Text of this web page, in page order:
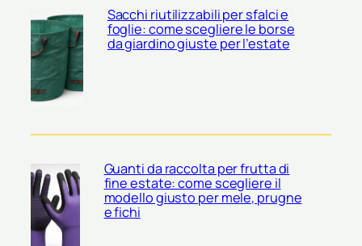
Sacchi riutilizzabili per sfalci e
foglie: come scegliere le borse
da giardino giuste per l’estate
Guanti da raccolta per frutta di
fine estate: come scegliere il
modello giusto per mele, prugne
e fichi